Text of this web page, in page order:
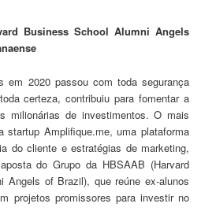
Business School Alumni Angels
em 2020 passou com toda segurança
certeza, contribuiu para fomentar a
milionárias de investimentos. O mais
startup Amplifique.me, uma plataforma
do cliente e estratégias de marketing,
do Grupo da HBSAAB (Harvard
Angels of Brazil), que reúne ex-alunos
projetos promissores para investir no